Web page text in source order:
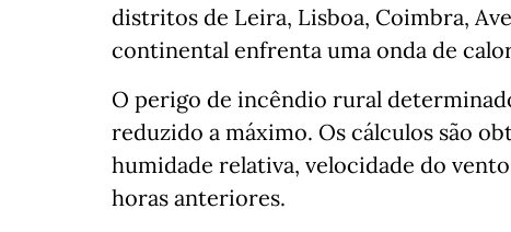
distritos de Leira, Lisboa, Coimbra,
continental enfrenta uma onda de
O perigo de incêndio rural
reduzido a máximo. Os cálculos são
humidade relativa, velocidade do
horas anteriores.